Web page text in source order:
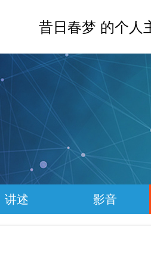
昔日春梦 的个人
讲述 影音